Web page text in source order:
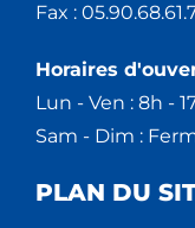
Fax :
Horaires
Lun - Ven : 8h -
Sam - Dim :
PLAN DU